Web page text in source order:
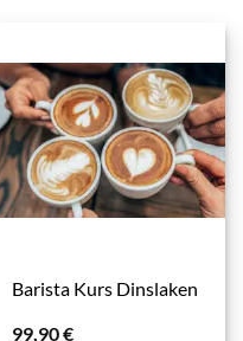
Barista Kurs Dinslaken
99,90€